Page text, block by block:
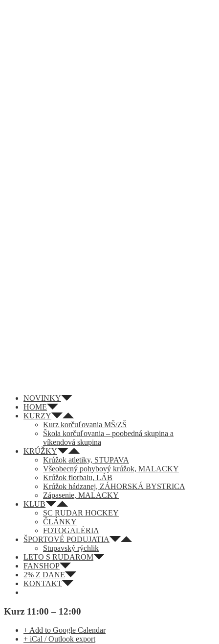
NOVINKY
HOME
KURZY
Kurz korčuľovania MŠ/ZŠ
Škola korčuľovania – poobedná skupina a
víkendová skupina
KRÚŽKY
Krúžok atletiky, STUPAVA
Všeobecný pohybový krúžok, MALACKY
Krúžok florbalu, LÁB
Krúžok hádzanej, ZÁHORSKÁ BYSTRICA
Zápasenie, MALACKY
KLUB
SC RUDAR HOCKEY
ČLÁNKY
FOTOGALÉRIA
ŠPORTOVÉ PODUJATIA
Stupavský rýchlik
LETO S RUDAROM
FANSHOP
2% Z DANE
KONTAKT
Kurz 11:00 – 12:00
+ Add to Google Calendar
+ iCal / Outlook export